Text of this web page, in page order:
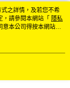
之詳情，及若您不希
請參閱本網站「 隱私
意本公司得按本網站使